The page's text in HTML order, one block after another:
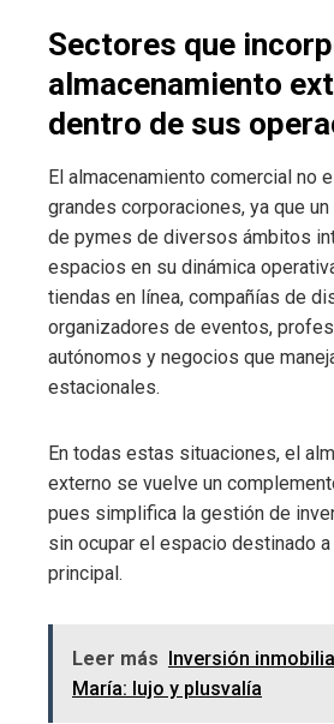
Sectores que
almacenamiento
dentro de sus
El almacenamiento comercial no
grandes corporaciones, ya que
de pymes de diversos ámbitos
espacios en su dinámica
tiendas en línea, compañías de
organizadores de eventos,
autónomos y negocios que
estacionales.
En todas estas situaciones, el
externo se vuelve un
pues simplifica la gestión de
sin ocupar el espacio destinado
principal.
Leer más
Inversión
María: lujo y plusvalía